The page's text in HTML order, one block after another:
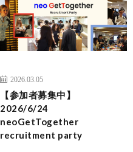
2026.03.05
【参加者募集中】
2026/6/24
neoGetTogether
recruitment party